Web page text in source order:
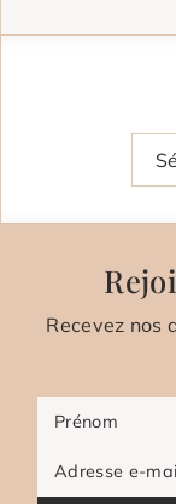
Recevez nos
Prénom
Adresse e-